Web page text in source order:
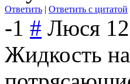
Ответить | Ответить с цитатой
-1 # Люся
Жидкость